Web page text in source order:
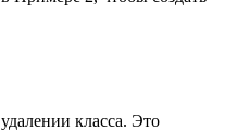
класса. Это